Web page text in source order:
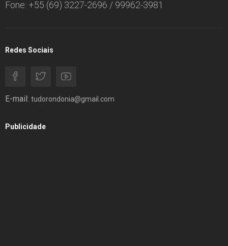
Fone: +55 (69) 3227-2696 / 99962-3981
Redes Sociais
E-mail: tudorondonia@gmail.com
Publicidade